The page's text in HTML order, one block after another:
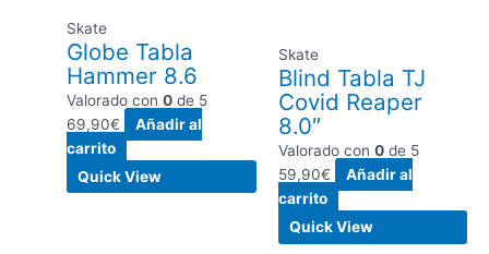
Skate
Globe Tabla
Hammer 8.6
Valorado con0 de 5
69,90€
Añadir al
carrito
Quick View
Skate
Blind Tabla TJ
Covid Reaper
8.0″
Valorado con 0de 5
59,90€
Añadir al
carrito
Quick View